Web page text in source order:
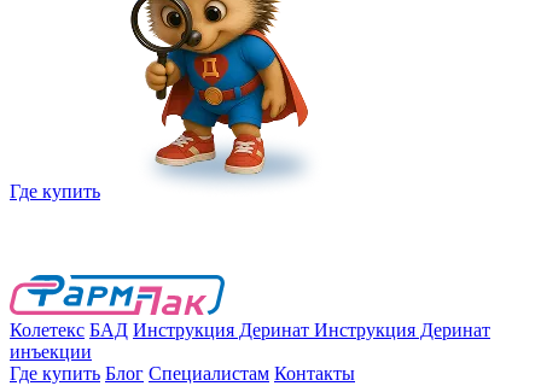
Где купить
Колетекс БАД Инструкция Деринат Инструкция Деринат
инъекции
Где купить Блог Специалистам Контакты